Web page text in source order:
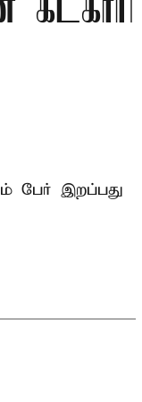
கட்காரி
பேர் இறப்பது